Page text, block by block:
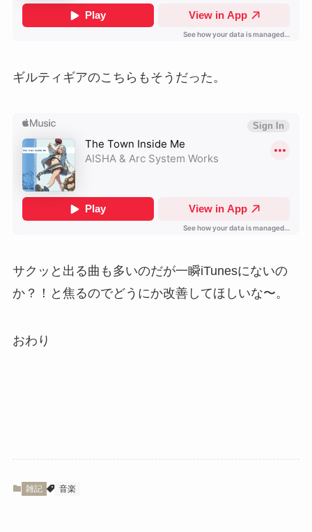
ギルティギアのこちらもそうだった。
サクッと出る曲も多いのだが一瞬iTunesにないの
か？！と焦るのでどうにか改善してほしいな〜。
おわり
雑記 音楽